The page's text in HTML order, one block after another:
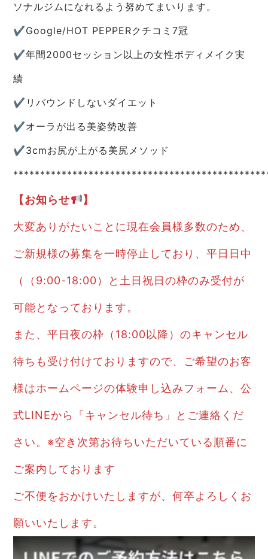
ソナルジムになれるよう努めてまいります。
✔︎Google/HOT PEPPERクチコミ7冠
✔︎︎︎︎年間2000セッション以上の女性ボディメイク実
績
✔︎︎︎︎リバウンドしないダイエット
✔︎︎︎︎オーラが出る美姿勢改善
✔︎︎︎︎3cmお尻が上がる美尻メソッド
【お知らせ 】
大変ありがたいことに現在会員様多数のため、
ご新規様の募集を一時停止しており、平日日中
（（9:00-18:00）と土日祝日の枠のみ受付が
可能となっております。
また、平日夜の枠（18:00以降）のキャンセル
待ちも受け付けておりますので、ご希望のお客
様はホームページの体験申し込みフォーム、公
式LINEから「キャンセル待ち」とご連絡くだ
さい。※空き次第お待ちいただいている順番に
ご案内しております
ご不便をおかけいたしますが、何卒よろしくお
願いいたします。